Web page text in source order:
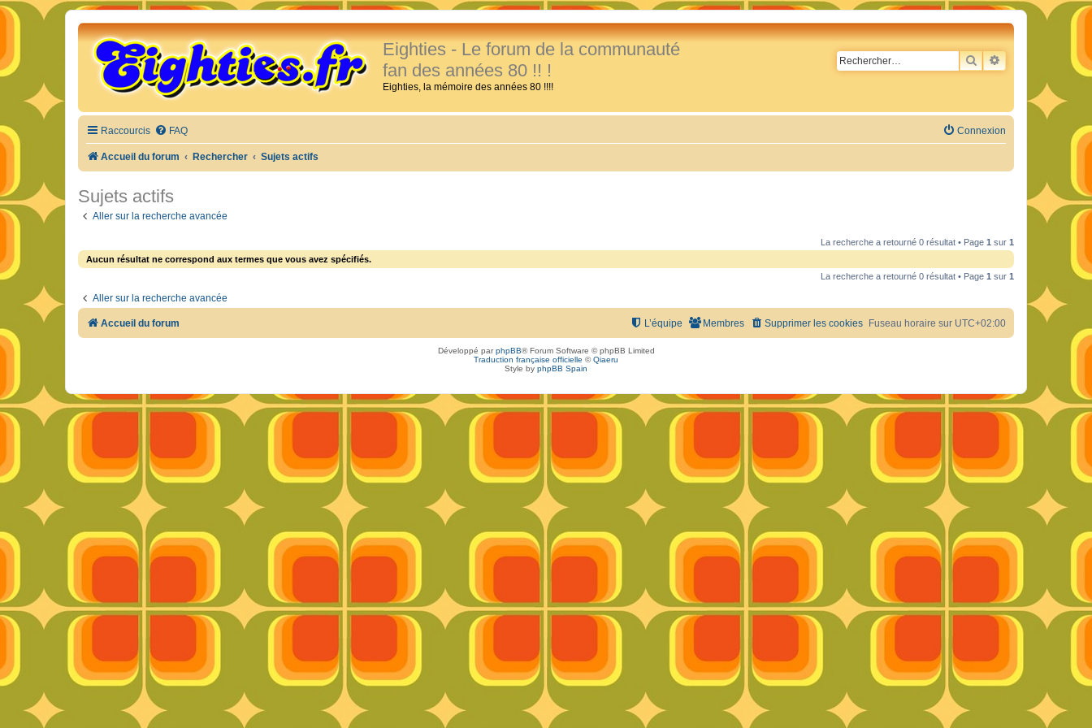
Eighties - Le forum de la communauté
fan des années 80 !! !
Eighties, la mémoire des années 80 !!!!
RECHERCHER
RECHERCHE
Raccourcis FAQ Connexion
Accueil du forum Rechercher Sujets actifs
Sujets actifs
Aller sur la recherche avancée
La recherche a retourné 0 résultat • Page 1 sur 1
Aucun résultat ne correspond aux termes que vous avez spécifiés.
La recherche a retourné 0 résultat • Page 1 sur 1
Aller sur la recherche avancée
Accueil du forum Fuseau horaire sur UTC+02:00
Supprimer les cookies
Membres
L’équipe
Développé parphpBB® Forum Software © phpBB Limited
Traduction française officielle ©Qiaeru
Style by phpBB Spain